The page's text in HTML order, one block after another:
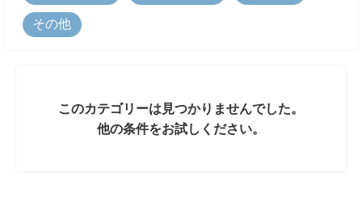
その他
このカテゴリーは見つかりませんでした。
他の条件をお試しください。